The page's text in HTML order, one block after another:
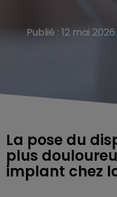
Publié : 12 mai
La pose du
plus
implant chez